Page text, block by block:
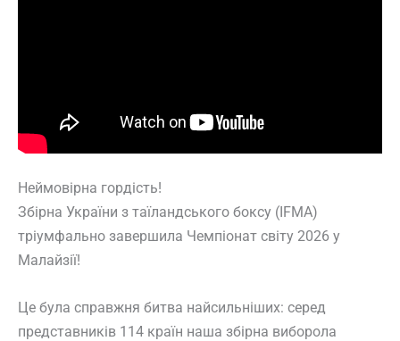
Неймовірна гордість!
Збірна України з таїландського боксу (IFMA)
тріумфально завершила Чемпіонат світу 2026 у
Малайзії!
Це була справжня битва найсильніших: серед
представників 114 країн наша збірна виборола